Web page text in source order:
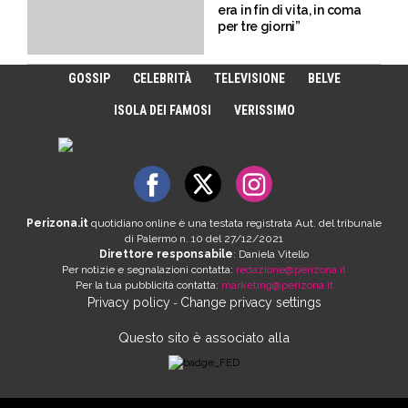
era in fin di vita, in coma
per tre giorni”
GOSSIP CELEBRITÀ TELEVISIONE BELVE
ISOLA DEI FAMOSI VERISSIMO
Perizona.it quotidiano online è una testata registrata Aut. del tribunale
di Palermo n. 10 del 27/12/2021
Direttore responsabile: Daniela Vitello
Per notizie e segnalazioni contatta: redazione@perizona.it
Per la tua pubblicità contatta: marketing@perizona.it
Privacy policy- Change privacy settings
Questo sito è associato alla